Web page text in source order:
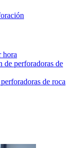
hora
de perforadoras de
de roca